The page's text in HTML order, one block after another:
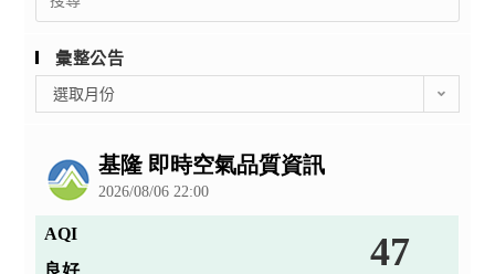
for:
彙整公告
整
選取月份